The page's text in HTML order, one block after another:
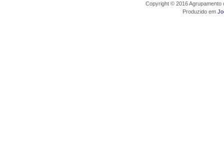
Copyright © 2016
Produzido em